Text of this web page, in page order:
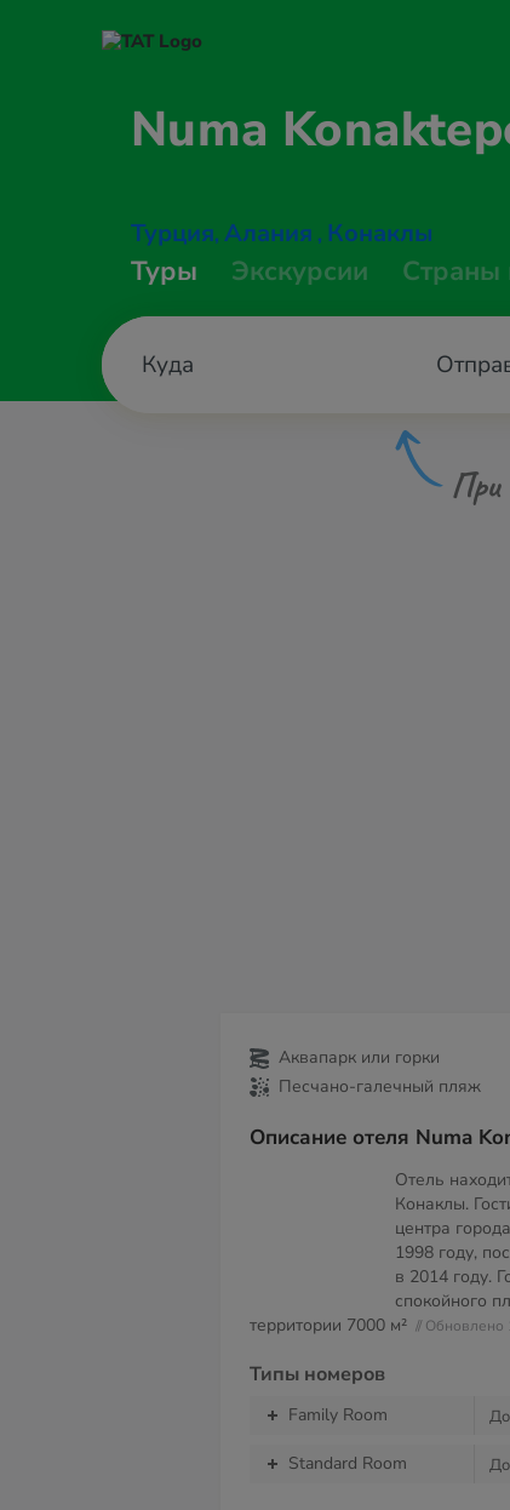
Numa
Турция, Алания , Конаклы
Туры Экскурсии Страны
При
Аквапарк или горки
Песчано-галечный пляж
Описание отеля Numa
Отель
Конаклы.
центра
1998 году,
в 2014 году.
спокойного
территории 7000 м² // Обновлено
Типы номеров
Family Room До
Standard Room До